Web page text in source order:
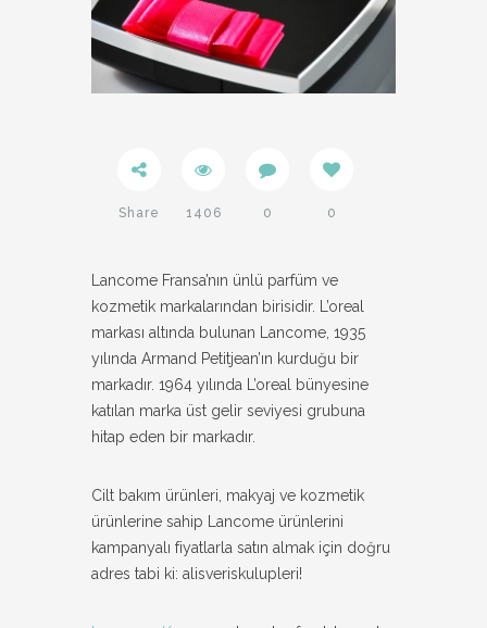
Share
Twitter
Pinterest
Facebook
1406 0 0
Lancome Fransa’nın ünlü parfüm ve
kozmetik markalarından birisidir. L’oreal
markası altında bulunan Lancome, 1935
yılında Armand Petitjean’ın kurduğu bir
markadır. 1964 yılında L’oreal bünyesine
katılan marka üst gelir seviyesi grubuna
hitap eden bir markadır.
Cilt bakım ürünleri, makyaj ve kozmetik
ürünlerine sahip Lancome ürünlerini
kampanyalı fiyatlarla satın almak için doğru
adres tabi ki: alisveriskulupleri!